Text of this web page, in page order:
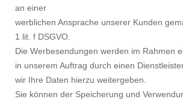
an einer
werblichen Ansprache unserer Kunden
1 lit. f DSGVO.
Die Werbesendungen werden im Rahmen
in unserem Auftrag durch einen
wir Ihre Daten hierzu weitergeben.
Sie können der Speicherung und